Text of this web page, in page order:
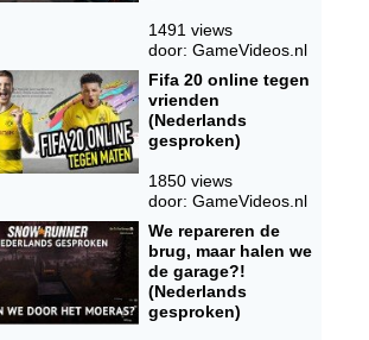
1491 views
door: GameVideos.nl
Fifa 20 online tegen
vrienden
(Nederlands
gesproken)
1850 views
door: GameVideos.nl
We repareren de
brug, maar halen we
de garage?!
(Nederlands
gesproken)